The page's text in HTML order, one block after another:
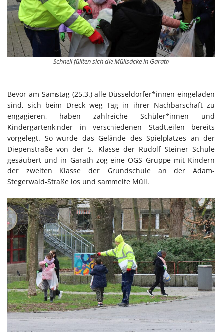
Schnell füllten sich die Müllsäcke in Garath
Bevor am Samstag (25.3.) alle Düsseldorfer*innen eingeladen
sind, sich beim Dreck weg Tag in ihrer Nachbarschaft zu
engagieren, haben zahlreiche Schüler*innen und
Kindergartenkinder in verschiedenen Stadtteilen bereits
vorgelegt. So wurde das Gelände des Spielplatzes an der
Diepenstraße von der 5. Klasse der Rudolf Steiner Schule
gesäubert und in Garath zog eine OGS Gruppe mit Kindern
der zweiten Klasse der Grundschule an der Adam-
Stegerwald-Straße los und sammelte Müll.